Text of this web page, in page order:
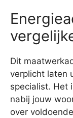
Dit
verplicht laten
specialist. Het
nabij jouw
over